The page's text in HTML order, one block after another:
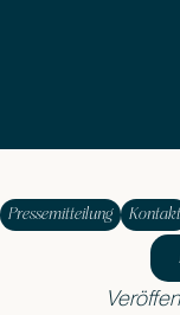
Pressemitteilung Kontakt